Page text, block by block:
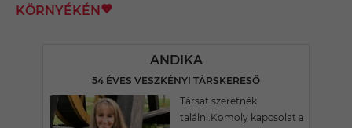
KÖRNYÉKÉN
ANDIKA
54 ÉVES VESZKÉNYI TÁRSKERESŐ
Társat szeretnék
találni.Komoly kapcsolat a